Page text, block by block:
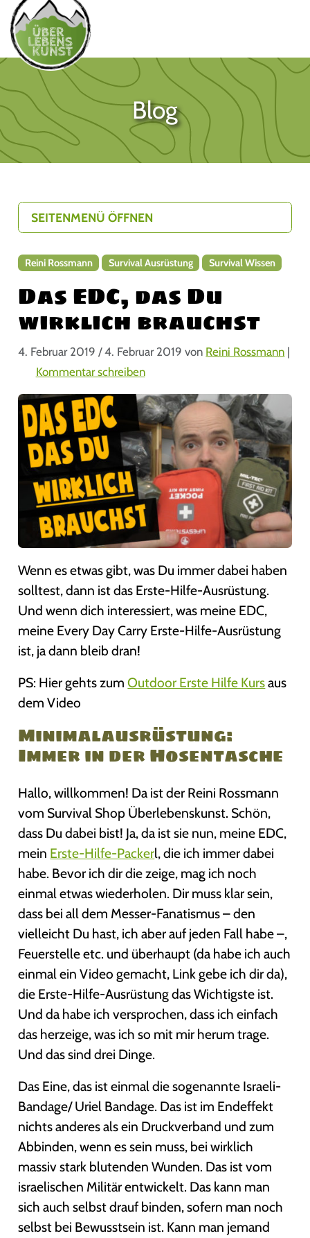
Blog
Reini Rossmann Survival Ausrüstung Survival Wissen
Das EDC, das Du
wirklich brauchst
4. Februar 2019 / 4. Februar 2019 von Reini Rossmann |
Kommentar schreiben
Wenn es etwas gibt, was Du immer dabei haben
solltest, dann ist das Erste-Hilfe-Ausrüstung.
Und wenn dich interessiert, was meine EDC,
meine Every Day Carry Erste-Hilfe-Ausrüstung
ist, ja dann bleib dran!
PS: Hier gehts zumOutdoor Erste Hilfe Kursaus
dem Video
Minimalausrüstung:
Immer in der Hosentasche
Hallo, willkommen! Da ist der Reini Rossmann
vom Survival Shop Überlebenskunst. Schön,
dass Du dabei bist! Ja, da ist sie nun, meine EDC,
mein Erste-Hilfe-Packerl, die ich immer dabei
habe. Bevor ich dir die zeige, mag ich noch
einmal etwas wiederholen. Dir muss klar sein,
dass bei all dem Messer-Fanatismus – den
vielleicht Du hast, ich aber auf jeden Fall habe –,
Feuerstelle etc. und überhaupt (da habe ich auch
einmal ein Video gemacht, Link gebe ich dir da),
die Erste-Hilfe-Ausrüstung das Wichtigste ist.
Und da habe ich versprochen, dass ich einfach
das herzeige, was ich so mit mir herum trage.
Und das sind drei Dinge.
Das Eine, das ist einmal die sogenannte Israeli-
Bandage/ Uriel Bandage. Das ist im Endeffekt
nichts anderes als ein Druckverband und zum
Abbinden, wenn es sein muss, bei wirklich
massiv stark blutenden Wunden. Das ist vom
israelischen Militär entwickelt. Das kann man
sich auch selbst drauf binden, sofern man noch
selbst bei Bewusstsein ist. Kann man jemand
SEITENMENÜ ÖFFNEN